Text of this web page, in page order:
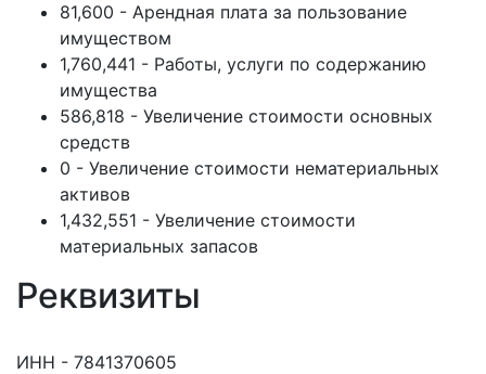
81,600 - Арендная плата за пользование
имуществом
1,760,441 - Работы, услуги по содержанию
имущества
586,818 - Увеличение стоимости основных
средств
0 - Увеличение стоимости нематериальных
активов
1,432,551 - Увеличение стоимости
материальных запасов
Реквизиты
ИНН - 7841370605